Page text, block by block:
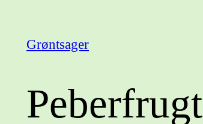
Grøntsager
Peberfrugt